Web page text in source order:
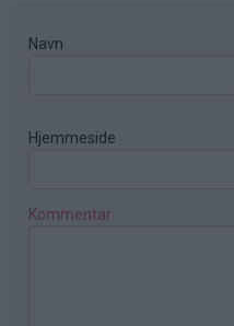
Navn
Hjemmeside
Kommentar